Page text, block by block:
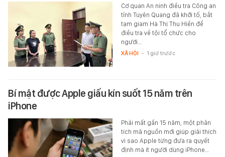
Cơ quan An ninh điều tra Công an
tỉnh Tuyên Quang đã khởi tố, bắt
tạm giam Hà Thị Thu Hiền để
điều tra về tội tổ chức cho
người…
XÃ HỘI - 1 giờ trước
Bí mật được Apple giấu kín suốt 15 năm trên
iPhone
Phải mất gần 15 năm, một phân
tích mã nguồn mới giúp giải thích
vì sao Apple từng đưa ra quyết
định mà ít người dùng iPhone…